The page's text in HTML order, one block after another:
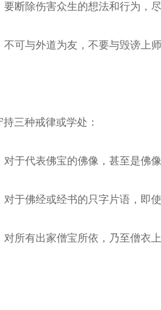
要断除伤害众生的想法和行为，
不可与外道为友，不要与毁谤上
三种戒律或学处：
对于代表佛宝的佛像，甚至是佛
对于佛经或经书的只字片语，即
对所有出家僧宝所依，乃至僧衣